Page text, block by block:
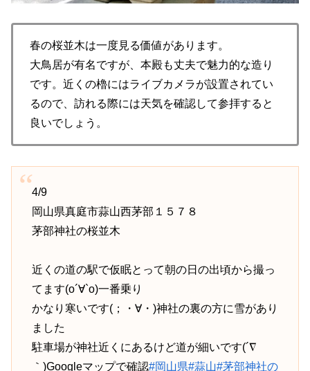
春の桜並木は一度見る価値があります。
大鳥居が有名ですが、本殿も丈夫で魅力的な造り
です。近くの櫓にはライブカメラが設置されてい
るので、訪れる際には天気を確認して参拝すると
良いでしょう。
4/9
岡山県真庭市蒜山西茅部１５７８
茅部神社の桜並木
近くの道の駅で仮眠とって朝の日の出頃から撮っ
てます(о´∀`о)一番乗り
かなり寒いです(；・∀・)神社の裏の方に雪があり
ました
駐車場が神社近くにあるけど道が細いです(´∇
｀)Googleマップで確認#岡山県#蒜山#茅部神社の